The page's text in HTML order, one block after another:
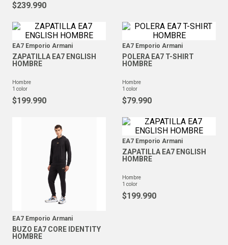
$239.990
EA7 Emporio Armani
ZAPATILLA EA7 ENGLISH
HOMBRE
hombre
1 color
$199.990
EA7 Emporio Armani
POLERA EA7 T-SHIRT
HOMBRE
hombre
1 color
$79.990
EA7 Emporio Armani
BUZO EA7 CORE IDENTITY
HOMBRE
EA7 Emporio Armani
ZAPATILLA EA7 ENGLISH
HOMBRE
hombre
1 color
$199.990